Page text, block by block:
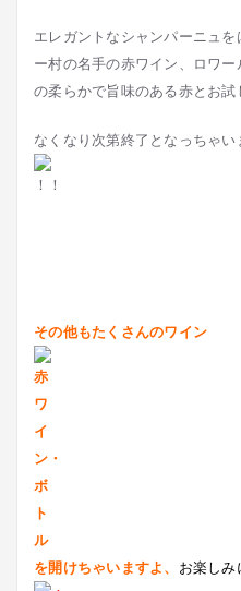
エレガントなシャンパーニュ
ー村の名手の赤ワイン、ロワ
の柔らかで旨味のある赤とお試
なくなり次第終了となっちゃ
その他もたくさんのワイン
を開けちゃいますよ、 お楽しみ